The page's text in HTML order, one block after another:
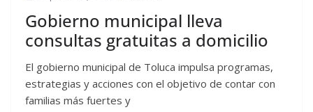
Gobierno municipal lleva
consultas gratuitas a domicilio
El gobierno municipal de Toluca impulsa programas,
estrategias y acciones con el objetivo de contar con
familias más fuertes y